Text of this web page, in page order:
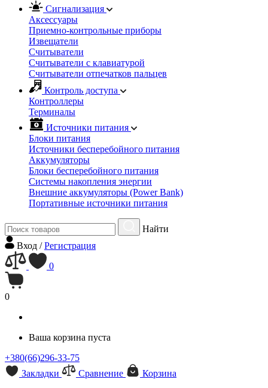
Сигнализация
Аксессуары
Приемно-контрольные приборы
Извещатели
Считыватели
Cчитыватели с клавиатурой
Cчитыватели отпечатков пальцев
Контроль доступа
Контроллеры
Терминалы
Источники питания
Блоки питания
Источники бесперебойного питания
Аккумуляторы
Блоки бесперебойного питания
Системы накопления энергии
Внешние аккумуляторы (Power Bank)
Портативные источники питания
Найти
Вход /Регистрация
0
0
Ваша корзина пуста
+380(66)296-33-75
Закладки
Сравнение
Корзина